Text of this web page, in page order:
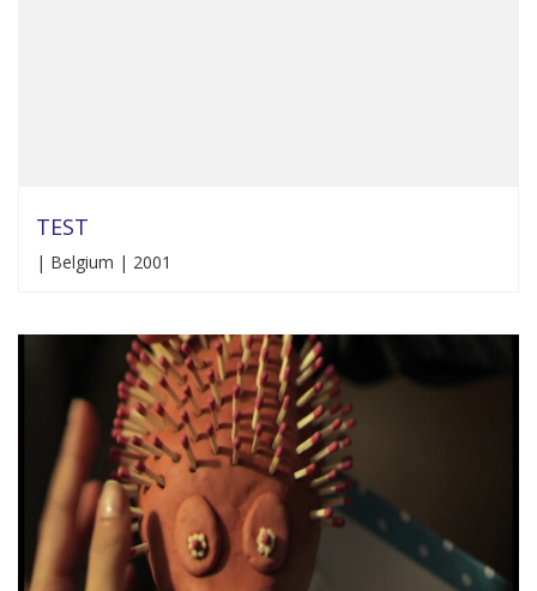
TEST
| Belgium | 2001